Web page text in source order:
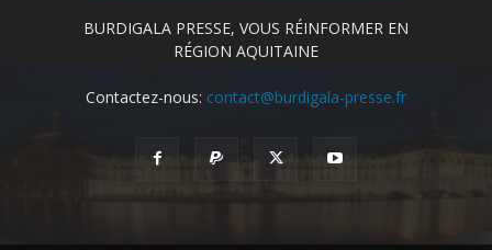
BURDIGALA PRESSE, VOUS RÉINFORMER EN
RÉGION AQUITAINE
Contactez-nous: contact@burdigala-presse.fr